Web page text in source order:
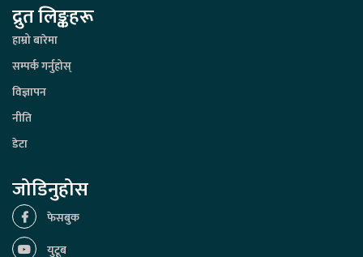
द्रुत लिङ्कहरू
हाम्रो बारेमा
सम्पर्क गर्नुहोस्
विज्ञापन
नीति
डेटा
जोडिनुहोस
फेसबुक
युटूब